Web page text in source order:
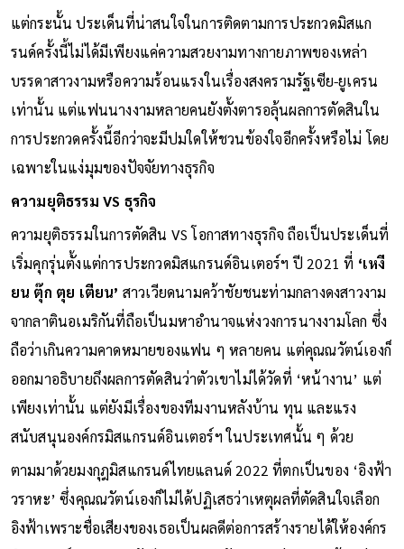
แต่กระนั้น ประเด็นที่น่าสนใจในการติดตามการประกวดมิสแก
รนด์ครั้งนี้ไม่ได้มีเพียงแค่ความสวยงามทางกายภาพของเหล่า
บรรดาสาวงามหรือความร้อนแรงในเรื่องสงครามรัฐเซีย-ยูเครน
เท่านั้น แต่แฟนนางงามหลายคนยังตั้งตารอลุ้นผลการตัดสินใน
การประกวดครั้งนี้อีกว่าจะมีปมใดให้ชวนข้องใจอีกครั้งหรือไม่ โดย
เฉพาะในแง่มุมของปัจจัยทางธุรกิจ
ความยุติธรรม VS ธุรกิจ
ความยุติธรรมในการตัดสิน VS โอกาสทางธุรกิจ ถือเป็นประเด็นที่
เริ่มคุกรุ่นตั้งแต่การประกวดมิสแกรนด์อินเตอร์ฯ ปี 2021 ที่ ‘เหงี
ยน ตุ๊ก ตุย เตียน’ สาวเวียดนามคว้าชัยชนะท่ามกลางดงสาวงาม
จากลาตินอเมริกันที่ถือเป็นมหาอำนาจแห่งวงการนางงามโลก ซึ่ง
ถือว่าเกินความคาดหมายของแฟน ๆ หลายคน แต่คุณณวัตน์เองก็
ออกมาอธิบายถึงผลการตัดสินว่าตัวเขาไม่ได้วัดที่ ‘หน้างาน’ แต่
เพียงเท่านั้น แต่ยังมีเรื่องของทีมงานหลังบ้าน ทุน และแรง
สนับสนุนองค์กรมิสแกรนด์อินเตอร์ฯ ในประเทศนั้น ๆ ด้วย
ตามมาด้วยมงกุฎมิสแกรนด์ไทยแลนด์ 2022 ที่ตกเป็นของ ‘อิงฟ้า
วราหะ’ ซึ่งคุณณวัตน์เองก็ไม่ได้ปฏิเสธว่าเหตุผลที่ตัดสินใจเลือก
อิงฟ้าเพราะชื่อเสียงของเธอเป็นผลดีต่อการสร้างรายได้ให้องค์กร